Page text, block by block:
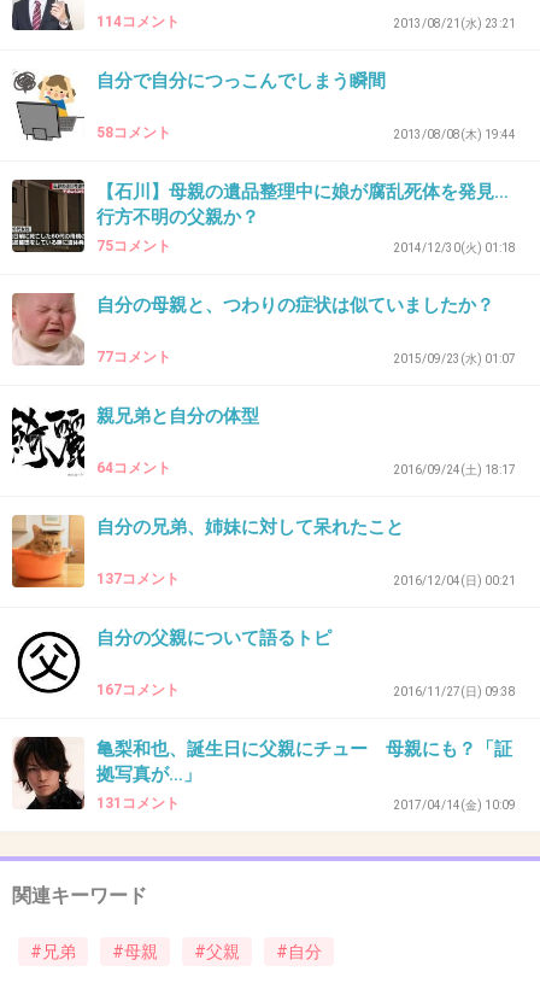
化粧したら姉妹揃ってニューハーフよ
女は父親に似る傾向あるのかな
41. 匿名 2019/01/08(火) 20:38:41
私と姉は父親似
弟は母親似
顔は父親で、知能と身長は母親の遺伝子の影響が強いらし
い。
あくまで傾向だろうけど。
+0 -0
私→祖父似
弟→父似
114コメント 2013/08/21(水) 23:21
自分で自分につっこんでしまう瞬間
58コメント 2013/08/08(木) 19:44
【石川】母親の遺品整理中に娘が腐乱死体を発見…
行方不明の父親か？
75コメント 2014/12/30(火) 01:18
自分の母親と、つわりの症状は似ていましたか？
77コメント 2015/09/23(水) 01:07
親兄弟と自分の体型
64コメント 2016/09/24(土) 18:17
自分の兄弟、姉妹に対して呆れたこと
137コメント 2016/12/04(日) 00:21
自分の父親について語るトピ
167コメント 2016/11/27(日) 09:38
亀梨和也、誕生日に父親にチュー 母親にも？「証
拠写真が…」
131コメント 2017/04/14(金) 10:09
関連キーワード
#兄弟 #母親 #父親 #自分